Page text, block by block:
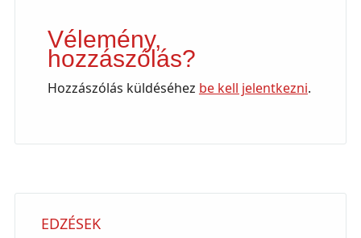
Vélemény,
hozzászólás?
Hozzászólás küldéséhez be kell jelentkezni.
EDZÉSEK